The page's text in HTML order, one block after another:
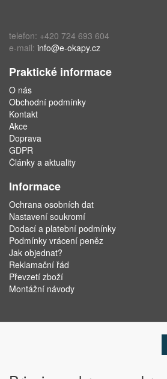
telefon: +420 724 693 604
e-mail: info@e-okapy.cz
Praktické informace
O nás
Obchodní podmínky
Kontakt
Akce
Doprava
GDPR
Články a aktuality
Informace
Ochrana osobních dat
Nastavení soukromí
Dodací a platební podmínky
Podmínky vrácení peněz
Jak objednat?
Reklamační řád
Převzetí zboží
Montážní návody